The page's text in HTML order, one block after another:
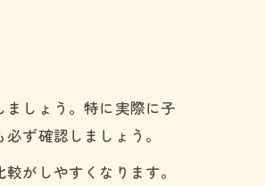
しょう。特に実際に子
ず確認しましょう。
がしやすくなります。